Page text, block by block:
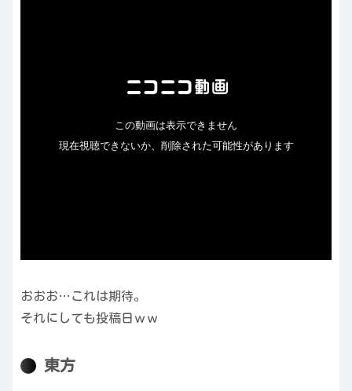
おおお…これは期待。
それにしても投稿日ｗｗ
東方